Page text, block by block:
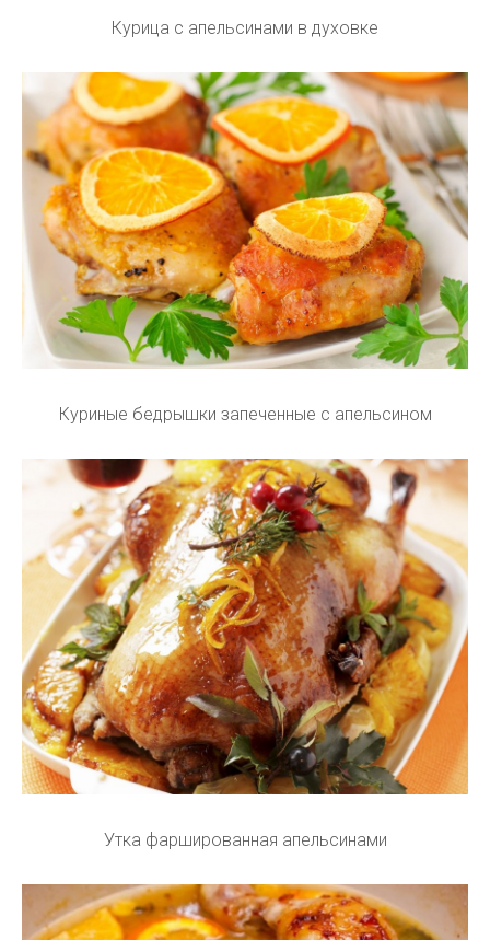
Курица с апельсинами в духовке
Куриные бедрышки запеченные с апельсином
Утка фаршированная апельсинами